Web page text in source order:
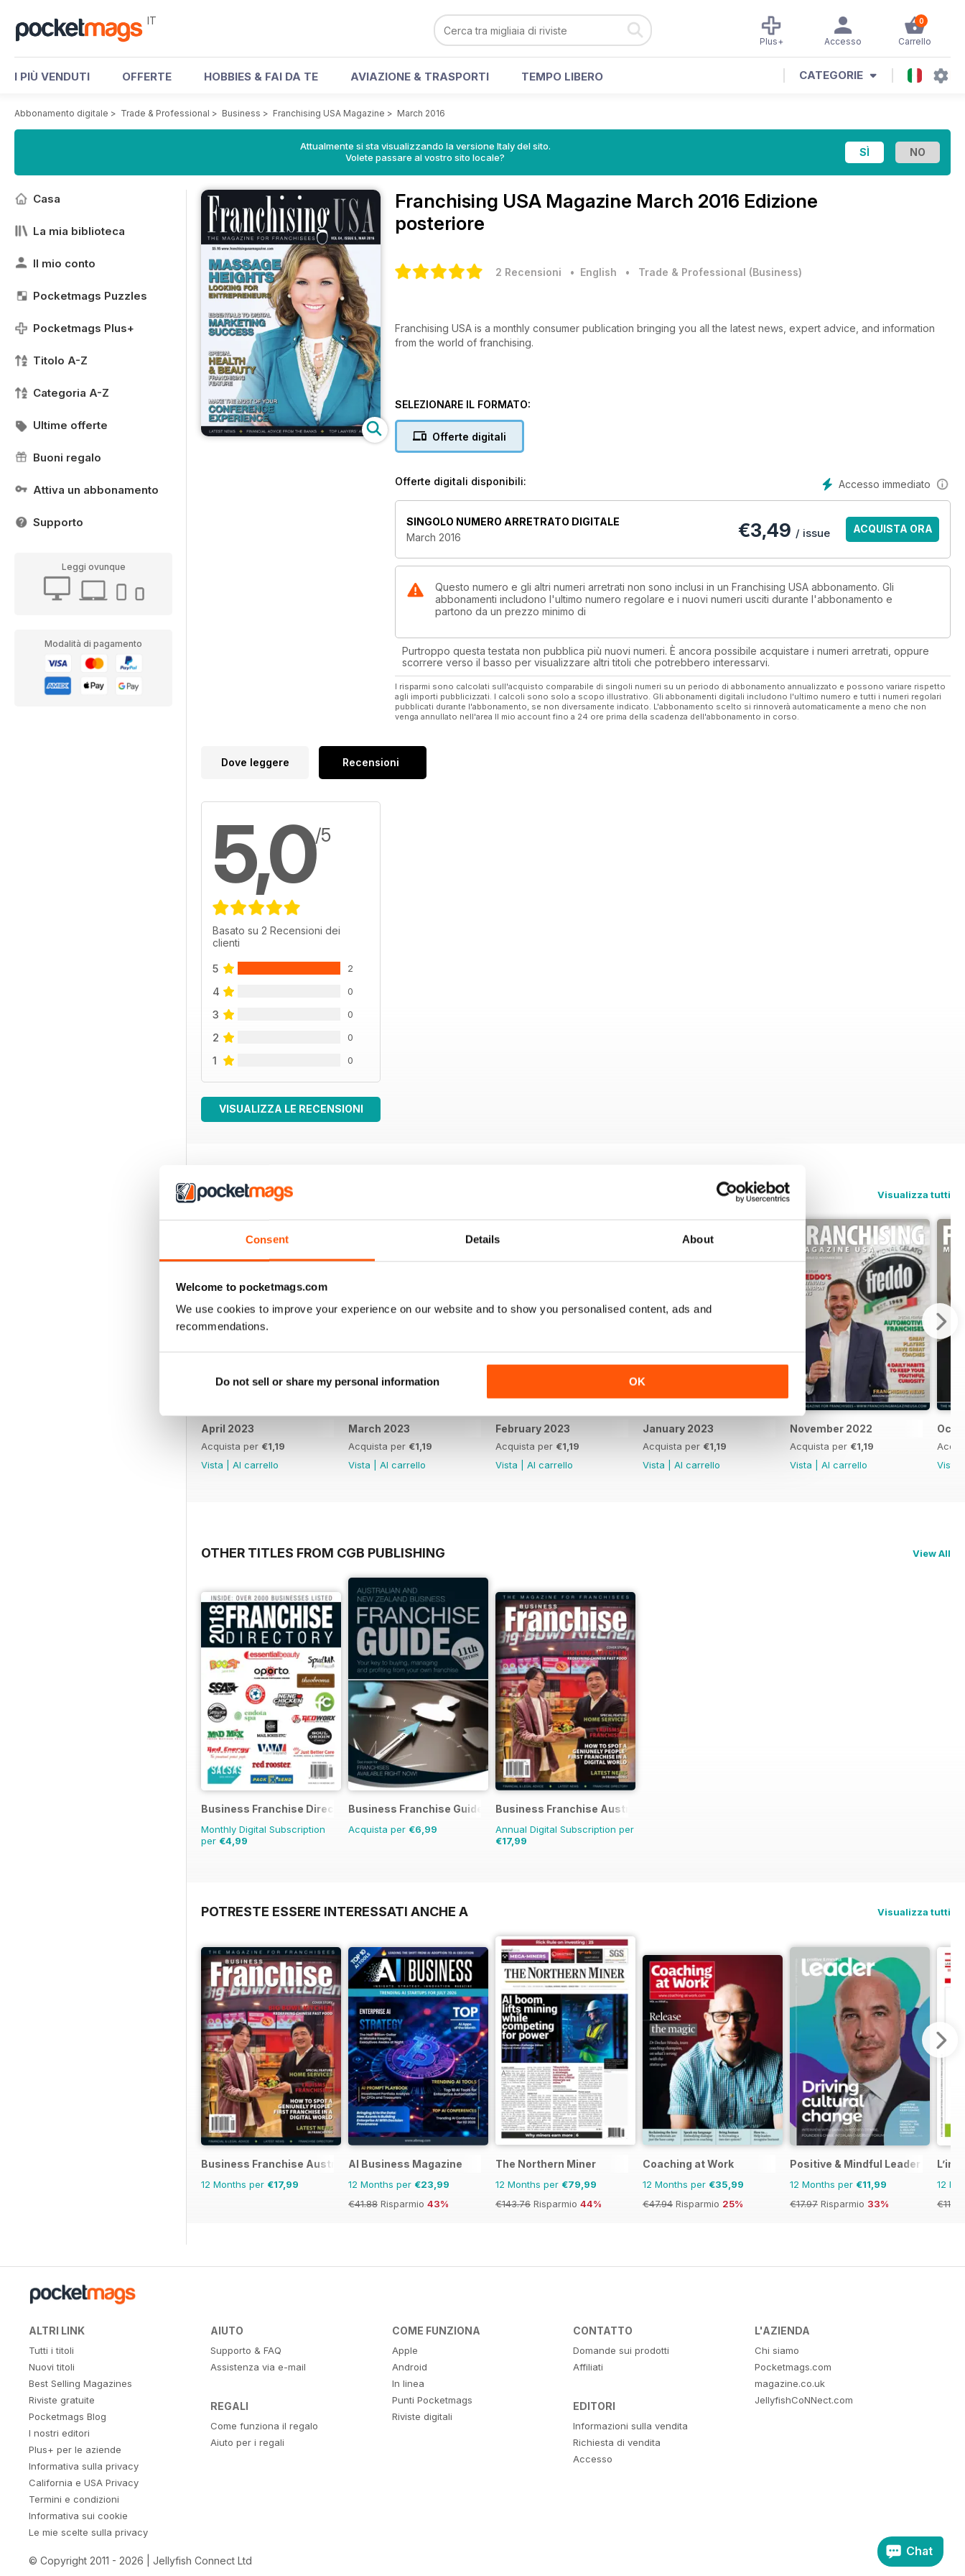
Consent Details About
Welcome to pocketmags.com
We use cookies to improve your experience on our website and to show you personalised content, ads and
recommendations.
Do not sell or share my personal information OK
IT 0
Carrello
Accesso
Plus+
I PIÙ VENDUTI OFFERTE HOBBIES & FAI DA TE AVIAZIONE & TRASPORTI TEMPO LIBERO CATEGORIE
Abbonamento digitale > Trade & Professional > Business > Franchising USA Magazine > March 2016
Attualmente si sta visualizzando la versione Italy del sito.
Volete passare al vostro sito locale?
Casa
La mia biblioteca
Il mio conto
Pocketmags Puzzles
Pocketmags Plus+
Titolo A-Z
Categoria A-Z
Ultime offerte
Buoni regalo
Attiva un abbonamento
Supporto
Leggi ovunque
Modalità di pagamento
Franchising USA Magazine March 2016 Edizione
posteriore
2 Recensioni • English • Trade & Professional (Business)
Franchising USA is a monthly consumer publication bringing you all the latest news, expert advice, and information
from the world of franchising.
SELEZIONARE IL FORMATO:
Offerte digitali
Accesso immediato
Offerte digitali disponibili:
SINGOLO NUMERO ARRETRATO DIGITALE
March 2016
€3,49 / issue ACQUISTA ORA
Questo numero e gli altri numeri arretrati non sono inclusi in un Franchising USA abbonamento. Gli
abbonamenti includono l'ultimo numero regolare e i nuovi numeri usciti durante l'abbonamento e
partono da un prezzo minimo di
Purtroppo questa testata non pubblica più nuovi numeri. È ancora possibile acquistare i numeri arretrati, oppure
scorrere verso il basso per visualizzare altri titoli che potrebbero interessarvi.
I risparmi sono calcolati sull'acquisto comparabile di singoli numeri su un periodo di abbonamento annualizzato e possono variare rispetto
agli importi pubblicizzati. I calcoli sono solo a scopo illustrativo. Gli abbonamenti digitali includono l'ultimo numero e tutti i numeri regolari
pubblicati durante l'abbonamento, se non diversamente indicato. L'abbonamento scelto si rinnoverà automaticamente a meno che non
venga annullato nell'area Il mio account fino a 24 ore prima della scadenza dell'abbonamento in corso.
Dove leggere Recensioni
5,0/5
Basato su 2 Recensioni dei
clienti
5 2
4 0
3 0
2 0
1 0
VISUALIZZA LE RECENSIONI
EDIZIONI INDIETRO Visualizza tutti
April 2023
Acquista per €1,19
Vista
Al carrello
March 2023
Acquista per €1,19
Vista
Al carrello
February 2023
Acquista per €1,19
Vista
Al carrello
January 2023
Acquista per €1,19
Vista
Al carrello
November 2022
Acquista per €1,19
Vista
Al carrello
Vista
OTHER TITLES FROM CGB PUBLISHING View All
Business Franchise Directory
Monthly Digital Subscription
per €4,99
Business Franchise Guide
Acquista per €6,99
Business Franchise Australia&NZ
Annual Digital Subscription per
€17,99
POTRESTE ESSERE INTERESSATI ANCHE A Visualizza tutti
Business Franchise Australia&NZ
12 Months per €17,99
AI Business Magazine
12 Months per €23,99
€41.88 Risparmio 43%
The Northern Miner
12 Months per €79,99
€143.76 Risparmio 44%
Coaching at Work
12 Months per €35,99
€47.94 Risparmio 25%
Positive & Mindful Leader
12 Months per €11,99
€17.97 Risparmio 33%
12
€11.90
ALTRI LINK
Tutti i titoli
Nuovi titoli
Best Selling Magazines
Riviste gratuite
Pocketmags Blog
I nostri editori
Plus+ per le aziende
Informativa sulla privacy
California e USA Privacy
Termini e condizioni
Informativa sui cookie
Le mie scelte sulla privacy
AIUTO
Supporto & FAQ
Assistenza via e-mail
REGALI
Come funziona il regalo
Aiuto per i regali
COME FUNZIONA
Apple
Android
In linea
Punti Pocketmags
Riviste digitali
CONTATTO
Domande sui prodotti
Affiliati
EDITORI
Informazioni sulla vendita
Richiesta di vendita
Accesso
L'AZIENDA
Chi siamo
Pocketmags.com
magazine.co.uk
JellyfishCoNNect.com
© Copyright 2011 - 2026 | Jellyfish Connect Ltd
Chat